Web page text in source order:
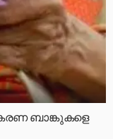
ബാങ്കുകളെ